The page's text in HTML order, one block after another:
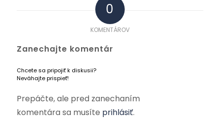
0
KOMENTÁROV
Zanechajte komentár
Chcete sa pripojiť k diskusii?
Neváhajte prispieť!
Prepáčte, ale pred zanechaním
komentára sa musíte prihlásiť.